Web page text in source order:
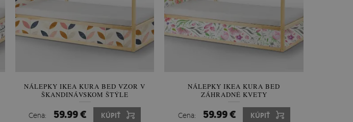
NÁLEPKY IKEA KURA BED VZOR V
ŠKANDINÁVSKOM ŠTÝLE
Cena: 59.99 € KÚPIŤ
NÁLEPKY IKEA KURA BED
ZÁHRADNÉ KVETY
Cena: 59.99 € KÚPIŤ